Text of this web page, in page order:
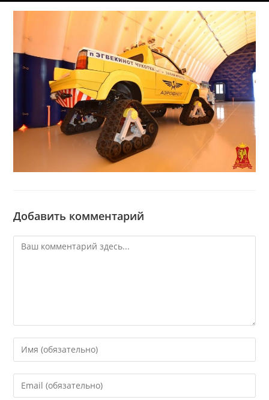
Добавить комментарий
Комментарий
Введите
свое
имя
или
Введите
свой